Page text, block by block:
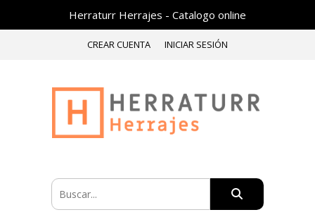
Herraturr Herrajes - Catalogo online
CREAR CUENTA INICIAR SESIÓN